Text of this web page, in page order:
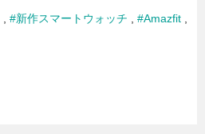
#新作スマートウォッチ
#Amazfit